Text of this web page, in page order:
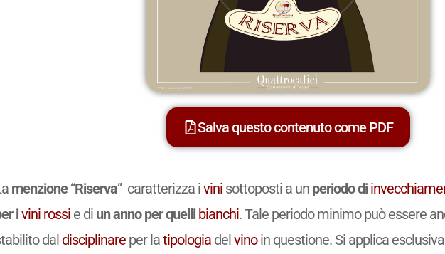
Salva questo contenuto come PDF
menzione“Riserva” caratterizza ivini sottoposti a un periodo di
ivini rossi e di un anno per quellibianchi. Tale periodo minimo può essere
dal disciplinare per latipologia delvinoin questione. Si applica